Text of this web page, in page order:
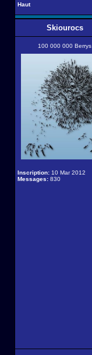
Haut
Skiourocs
100 000 000 Berrys
Inscription: 10 Mar 2012
Messages: 830